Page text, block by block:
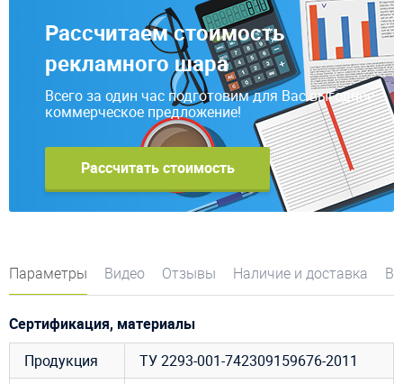
Рассчитаем стоимость
рекламного шара
Всего за один час подготовим для Вас выгодное
коммерческое предложение!
Рассчитать стоимость
Параметры Видео Отзывы Наличие и доставка
Сертификация, материалы
Продукция
ТУ 2293-001-742309159676-2011